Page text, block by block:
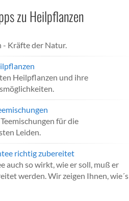
zu Heilpflanzen
- Kräfte der Natur.
Heilpflanzen und ihre
für die
Leiden.
richtig zubereitet
auch so wirkt, wie er soll, muß er
werden. Wir zeigen Ihnen, wie´s